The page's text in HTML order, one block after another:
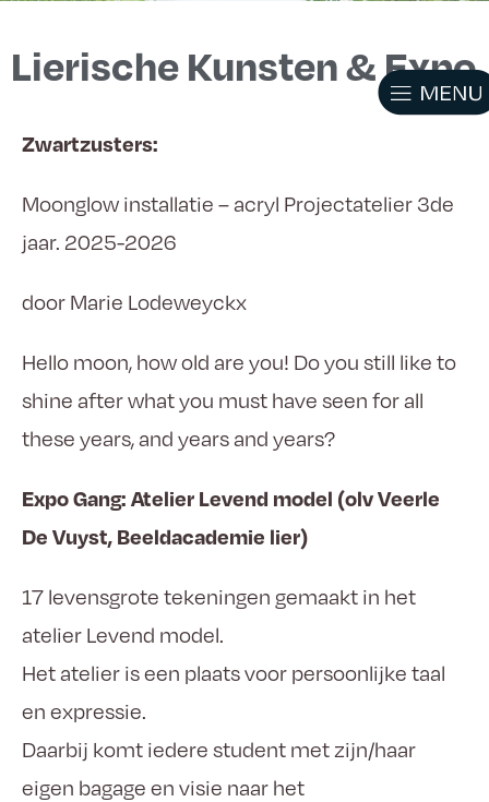
Lierische Kunsten & Expo
Zwartzusters:
Moonglow installatie – acryl Projectatelier 3de
jaar. 2025-2026
door Marie Lodeweyckx
Hello moon, how old are you! Do you still like to
shine after what you must have seen for all
these years, and years and years?
Expo Gang: Atelier Levend model (olv Veerle
De Vuyst, Beeldacademie lier)
17 levensgrote tekeningen gemaakt in het
atelier Levend model.
Het atelier is een plaats voor persoonlijke taal
en expressie.
Daarbij komt iedere student met zijn/haar
eigen bagage en visie naar het